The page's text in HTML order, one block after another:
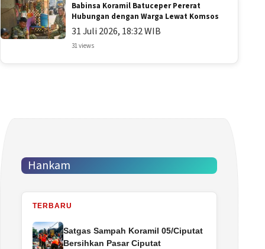
Babinsa Koramil Batuceper Pererat
Hubungan dengan Warga Lewat Komsos
31 Juli 2026, 18:32 WIB
31 views
Hankam
TERBARU
Satgas Sampah Koramil 05/Ciputat
Bersihkan Pasar Ciputat